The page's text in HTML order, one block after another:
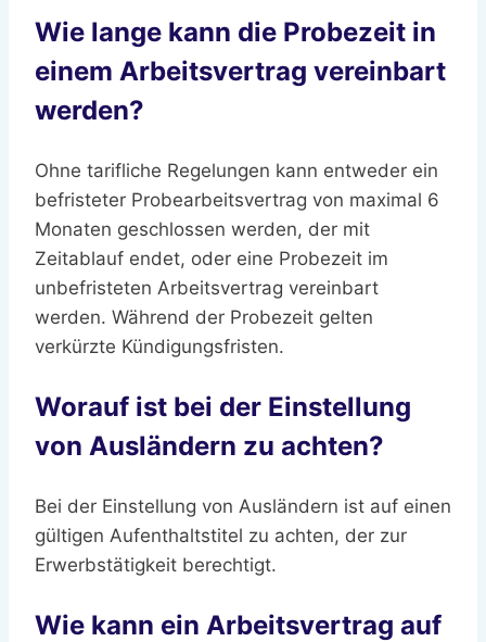
Wie lange kann die Probezeit in
einem Arbeitsvertrag vereinbart
werden?
Ohne tarifliche Regelungen kann entweder ein
befristeter Probearbeitsvertrag von maximal 6
Monaten geschlossen werden, der mit
Zeitablauf endet, oder eine Probezeit im
unbefristeten Arbeitsvertrag vereinbart
werden. Während der Probezeit gelten
verkürzte Kündigungsfristen.
Worauf ist bei der Einstellung
von Ausländern zu achten?
Bei der Einstellung von Ausländern ist auf einen
gültigen Aufenthaltstitel zu achten, der zur
Erwerbstätigkeit berechtigt.
Wie kann ein Arbeitsvertrag auf